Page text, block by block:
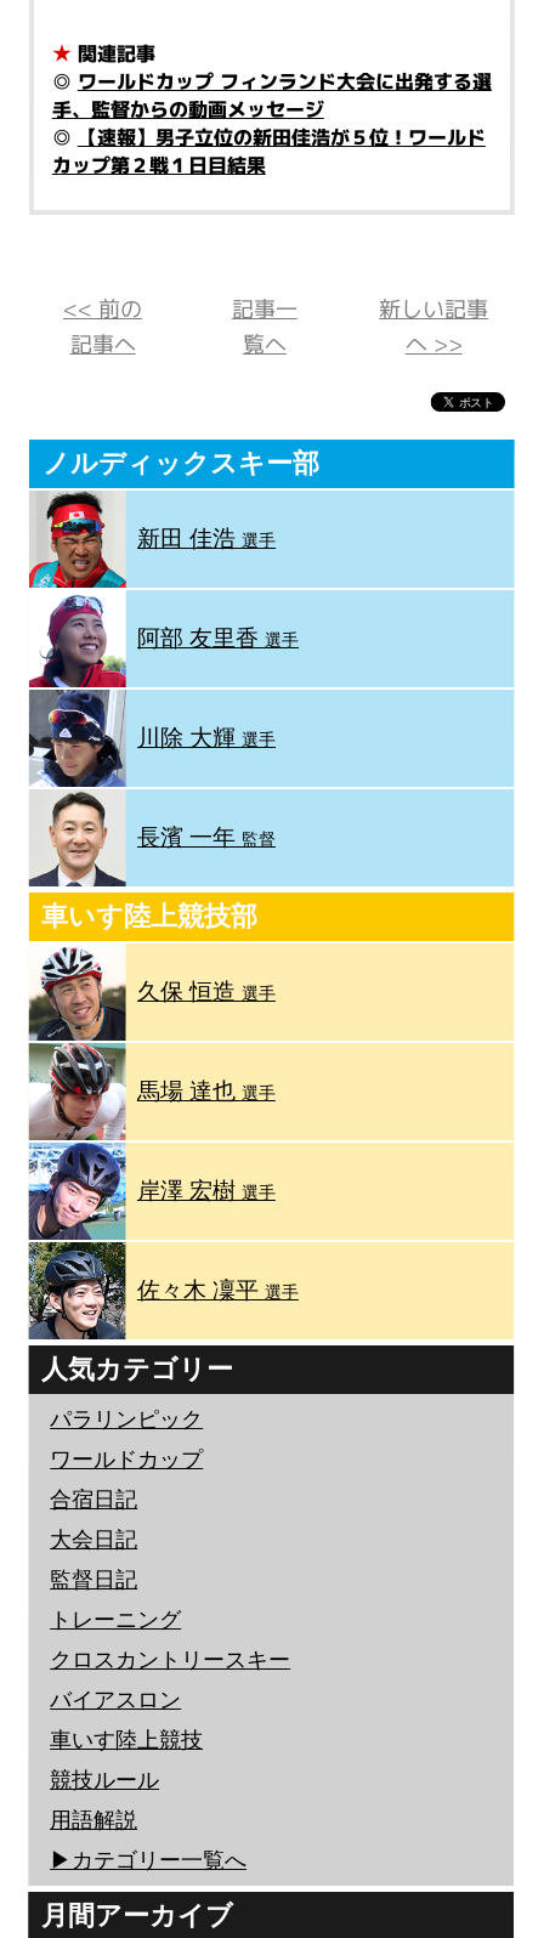
★ 関連記事
◎ ワールドカップ フィンランド大会に出発する選
手、監督からの動画メッセージ
◎ 【速報】男子立位の新田佳浩が５位！ワールド
カップ第２戦１日目結果
<< 前の
記事へ
記事一
覧へ
新しい記事
へ >>
ノルディックスキー部
新田 佳浩選手
阿部 友里香選手
川除 大輝選手
長濱 一年 監督
車いす陸上競技部
久保 恒造 選手
馬場 達也 選手
岸澤 宏樹 選手
佐々木 凜平 選手
人気カテゴリー
パラリンピック
ワールドカップ
合宿日記
大会日記
監督日記
トレーニング
クロスカントリースキー
バイアスロン
車いす陸上競技
競技ルール
用語解説
▶︎カテゴリー一覧へ
月間アーカイブ